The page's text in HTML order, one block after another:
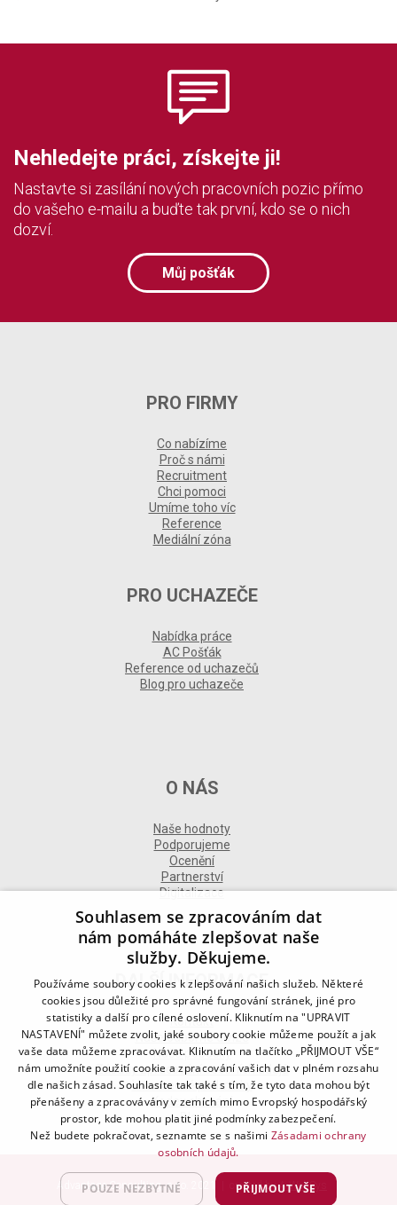
Nehledejte práci, získejte ji!
Nastavte si zasílání nových pracovních pozic přímo
do vašeho e-mailu a buďte tak první, kdo se o nich
dozví.
Můj pošťák
PRO FIRMY
Co nabízíme
Proč s námi
Recruitment
Chci pomoci
Umíme toho víc
Reference
Mediální zóna
PRO UCHAZEČE
Nabídka práce
AC Pošťák
Reference od uchazečů
Blog pro uchazeče
O NÁS
Naše hodnoty
Podporujeme
Ocenění
Partnerství
Digitalizace
DALŠÍ INFORMACE
Kontakt
Naše odborné divize
Naše pobočky
Zásady zpracování osobních údajů
Všeobecné podmínky
Kodex chování
Blog
Advantage Consulting, s.r.o. 2021 | created byA-WebSys
Souhlasem se zpracováním dat
nám pomáháte zlepšovat naše
služby. Děkujeme.
Používáme soubory cookies k zlepšování našich služeb. Některé
cookies jsou důležité pro správné fungování stránek, jiné pro
statistiky a další pro cílené oslovení. Kliknutím na "UPRAVIT
NASTAVENÍ" můžete zvolit, jaké soubory cookie můžeme použít a jak
vaše data můžeme zpracovávat. Kliknutím na tlačítko „PŘIJMOUT VŠE“
nám umožníte použití cookie a zpracování vašich dat v plném rozsahu
dle našich zásad. Souhlasíte tak také s tím, že tyto data mohou být
přenášeny a zpracovávány v zemích mimo Evropský hospodářský
prostor, kde mohou platit jiné podmínky zabezpečení.
Než budete pokračovat, seznamte se s našimi Zásadami ochrany
osobních údajů.
PŘIJMOUT VŠE
POUZE NEZBYTNÉ